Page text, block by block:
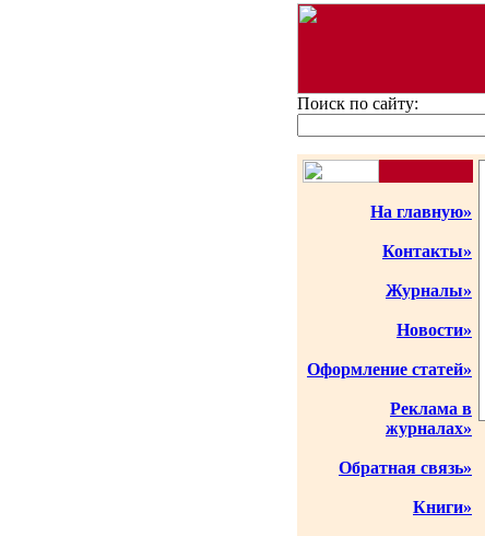
Поиск по сайту:
На главную»
Контакты»
Журналы»
Новости»
Оформление статей»
Реклама в
журналах»
Обратная связь»
Книги»